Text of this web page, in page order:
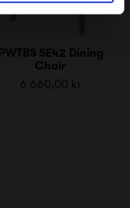
PWTBS SE42 Dining
Chair
6 660,00 kr